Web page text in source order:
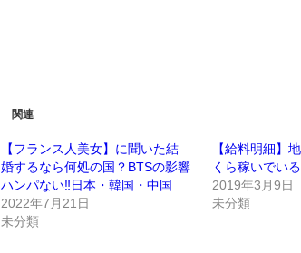
関連
【フランス人美女】に聞いた結
婚するなら何処の国？BTSの影響
ハンパない‼︎日本・韓国・中国
2022年7月21日
未分類
【給料明細】
くら稼いでい
2019年3月9日
未分類